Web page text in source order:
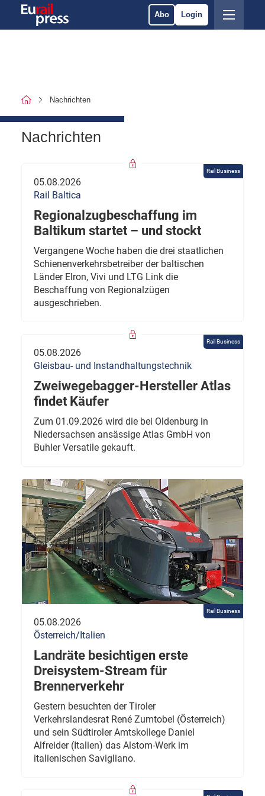
Abo Login
Nachrichten
Nachrichten
Rail Business
05.08.2026
Rail Baltica
Regionalzugbeschaffung im
Baltikum startet – und stockt
Vergangene Woche haben die drei staatlichen
Schienenverkehrsbetreiber der baltischen
Länder Elron, Vivi und LTG Link die
Beschaffung von Regionalzügen
ausgeschrieben.
Rail Business
05.08.2026
Gleisbau- und Instandhaltungstechnik
Zweiwegebagger-Hersteller Atlas
findet Käufer
Zum 01.09.2026 wird die bei Oldenburg in
Niedersachsen ansässige Atlas GmbH von
Buhler Versatile gekauft.
Rail Business
05.08.2026
Österreich/Italien
Landräte besichtigen erste
Dreisystem-Stream für
Brennerverkehr
Gestern besuchten der Tiroler
Verkehrslandesrat René Zumtobel (Österreich)
und sein Südtiroler Amtskollege Daniel
Alfreider (Italien) das Alstom-Werk im
italienischen Savigliano.